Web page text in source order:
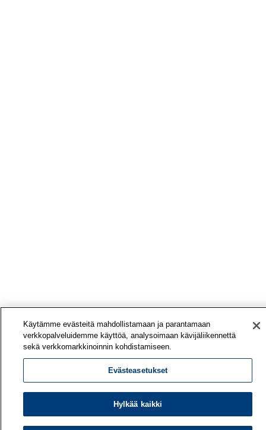
Käytämme evästeitä mahdollistamaan ja parantamaan
verkkopalveluidemme käyttöä, analysoimaan kävijäliikennettä
sekä verkkomarkkinoinnin kohdistamiseen.
Evästeasetukset
Hylkää kaikki